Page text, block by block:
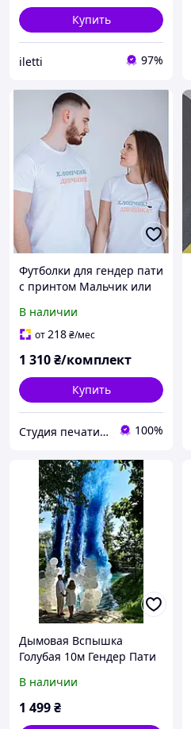
Купить
iletti 97%
Футболки для гендер пати
с принтом Мальчик или
футболки.
В наличии
от218₴/мес
1 310₴/комплект
Купить
Студия печати на одежде "HARD PRINT" 100%
Дымовая Вспышка
Голубая 10м Гендер Пати
Gender Party Boy
В наличии
1 499₴